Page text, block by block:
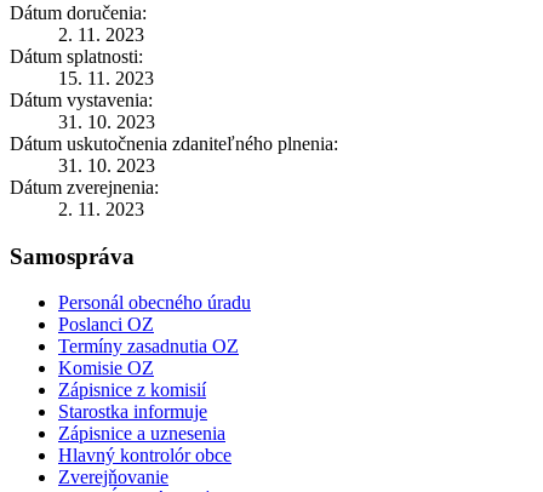
Dátum doručenia:
2. 11. 2023
Dátum splatnosti:
15. 11. 2023
Dátum vystavenia:
31. 10. 2023
Dátum uskutočnenia zdaniteľného plnenia:
31. 10. 2023
Dátum zverejnenia:
2. 11. 2023
Samospráva
Personál obecného úradu
Poslanci OZ
Termíny zasadnutia OZ
Komisie OZ
Zápisnice z komisií
Starostka informuje
Zápisnice a uznesenia
Hlavný kontrolór obce
Zverejňovanie